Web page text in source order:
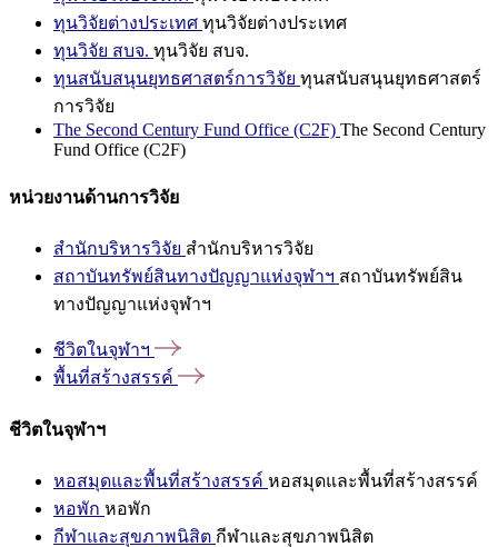
ทุนวิจัยต่างประเทศ ทุนวิจัยต่างประเทศ
ทุนวิจัย สบจ. ทุนวิจัย สบจ.
ทุนสนับสนุนยุทธศาสตร์การวิจัย ทุนสนับสนุนยุทธศาสตร์
การวิจัย
The Second Century Fund Office (C2F) The Second Century
Fund Office (C2F)
หน่วยงานด้านการวิจัย
สำนักบริหารวิจัย สำนักบริหารวิจัย
สถาบันทรัพย์สินทางปัญญาแห่งจุฬาฯ สถาบันทรัพย์สิน
ทางปัญญาแห่งจุฬาฯ
ชีวิตในจุฬาฯ
พื้นที่สร้างสรรค์
ชีวิตในจุฬาฯ
หอสมุดและพื้นที่สร้างสรรค์ หอสมุดและพื้นที่สร้างสรรค์
หอพัก หอพัก
กีฬาและสุขภาพนิสิต กีฬาและสุขภาพนิสิต